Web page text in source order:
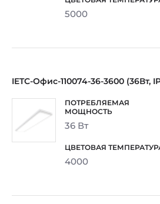
5000
IETC-Офис-110074-36-3600 (36Вт,
36 Вт
4000